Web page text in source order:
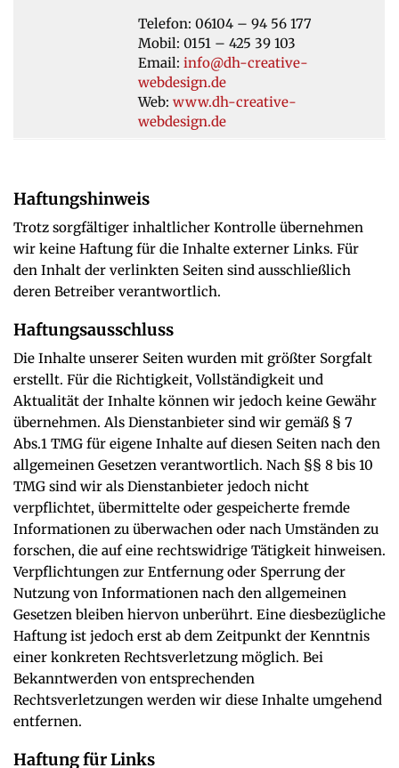
Telefon: 06104 – 94 56 177
Mobil: 0151 – 425 39 103
Email: info@dh-creative-
webdesign.de
Web: www.dh-creative-
webdesign.de
Haftungshinweis
Trotz sorgfältiger inhaltlicher Kontrolle übernehmen
wir keine Haftung für die Inhalte externer Links. Für
den Inhalt der verlinkten Seiten sind ausschließlich
deren Betreiber verantwortlich.
Haftungsausschluss
Die Inhalte unserer Seiten wurden mit größter Sorgfalt
erstellt. Für die Richtigkeit, Vollständigkeit und
Aktualität der Inhalte können wir jedoch keine Gewähr
übernehmen. Als Dienstanbieter sind wir gemäß § 7
Abs.1 TMG für eigene Inhalte auf diesen Seiten nach den
allgemeinen Gesetzen verantwortlich. Nach §§ 8 bis 10
TMG sind wir als Dienstanbieter jedoch nicht
verpflichtet, übermittelte oder gespeicherte fremde
Informationen zu überwachen oder nach Umständen zu
forschen, die auf eine rechtswidrige Tätigkeit hinweisen.
Verpflichtungen zur Entfernung oder Sperrung der
Nutzung von Informationen nach den allgemeinen
Gesetzen bleiben hiervon unberührt. Eine diesbezügliche
Haftung ist jedoch erst ab dem Zeitpunkt der Kenntnis
einer konkreten Rechtsverletzung möglich. Bei
Bekanntwerden von entsprechenden
Rechtsverletzungen werden wir diese Inhalte umgehend
entfernen.
Haftung für Links